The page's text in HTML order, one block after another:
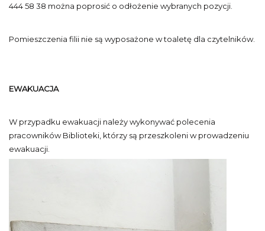
444 58 38 można poprosić o odłożenie wybranych pozycji.
Pomieszczenia filii nie są wyposażone w toaletę dla czytelników.
EWAKUACJA
W przypadku ewakuacji należy wykonywać polecenia
pracowników Biblioteki, którzy są przeszkoleni w prowadzeniu
ewakuacji.